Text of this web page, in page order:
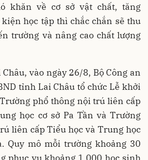
khăn về cơ sở vật chất, tăng
học tập thì chắc chắn sẽ thu
trường và nâng cao chất lượng
vào ngày 26/8, Bộ Công an
tỉnh Lai Châu tổ chức Lễ khởi
phổ thông nội trú liên cấp
học cơ sở Pa Tần và Trường
liên cấp Tiểu học và Trung học
Quy mô mỗi trường khoảng 30